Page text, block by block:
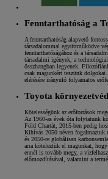
Fenntarthatóság a
A fenntarthatóság alapvető
társadalommal együttműködve
fenntarthatóságához és a
társadalmi igények, a
összhangban legyenek.
csak magunkért teszünk
elérésére irányuló folyamatos
Toyota
Kötelességünk az erőforrások
Az 1960-as évek óta folytatunk
Föld Chartát, 2015-ben pedig
Kihívás 2050 néven fogalmaztuk
és 2050-re globálisan
arra köteleztük el magunkat,
ennél is tovább megy, a
előmozdításával, valamint a